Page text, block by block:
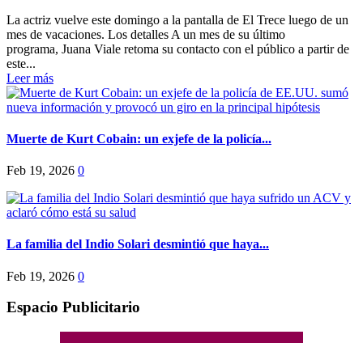
La actriz vuelve este domingo a la pantalla de El Trece luego de un
mes de vacaciones. Los detalles A un mes de su último
programa, Juana Viale retoma su contacto con el público a partir de
este...
Leer más
Muerte de Kurt Cobain: un exjefe de la policía...
Feb 19, 2026 0
La familia del Indio Solari desmintió que haya...
Feb 19, 2026 0
Espacio Publicitario